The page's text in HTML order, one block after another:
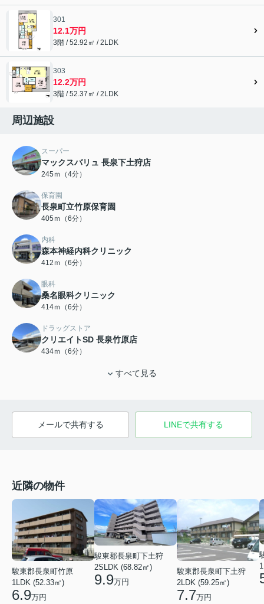
301
12.1万円
3階 / 52.92㎡ / 2LDK
303
12.2万円
3階 / 52.37㎡ / 2LDK
周辺施設
スーパー
マックスバリュ 長泉下土狩店
245ｍ（4分）
保育園
長泉町立竹原保育園
405ｍ（6分）
内科
森本神経内科クリニック
412ｍ（6分）
眼科
桑名眼科クリニック
414ｍ（6分）
ドラッグストア
クリエイトSD 長泉竹原店
434ｍ（6分）
すべて見る
メールで共有する LINEで共有する
近隣の物件
駿東郡長泉町竹原
1LDK (52.33㎡)
6.9万円
駿東郡長泉町下土狩
2SLDK (68.82㎡)
9.9万円
駿東郡長泉町下土狩
2LDK (59.25㎡)
7.7万円